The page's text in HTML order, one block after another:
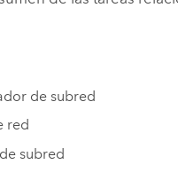
de subred
red
subred